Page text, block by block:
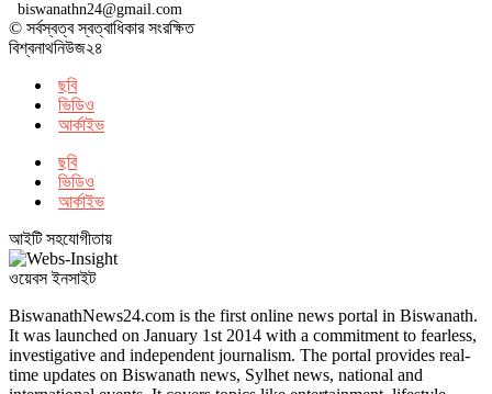
biswanathn24@gmail.com
© সর্বস্বত্ব স্বত্বাধিকার সংরক্ষিত
বিশ্বনাথনিউজ২৪
ছবি
ভিডিও
আর্কাইভ
ছবি
ভিডিও
আর্কাইভ
আইটি সহযোগীতায়
ওয়েবস ইনসাইট
BiswanathNews24.com is the first online news portal in Biswanath.
It was launched on January 1st 2014 with a commitment to fearless,
investigative and independent journalism. The portal provides real-
time updates on Biswanath news, Sylhet news, national and